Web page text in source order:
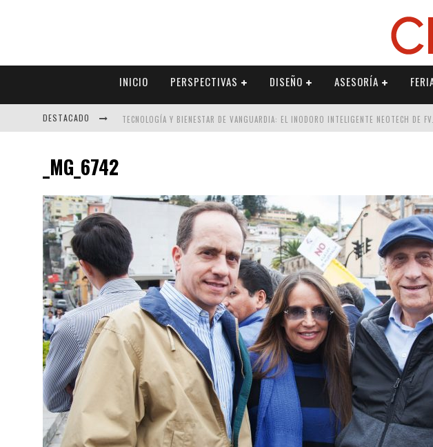
INICIO PERSPECTIVAS DISEÑO ASESORÍA
DESTACADO TECNOLOGÍA Y BIENESTAR DE VANGUARDIA: EL INODORO INTELIGENTE NEOTECH DE FV.
EL DESPERTAR DE LA CALIDEZ: ACABADOS DORADOS DE FV PARA ELEVAR TU ESPACIO
_MG_6742
SAINT-GOBAIN